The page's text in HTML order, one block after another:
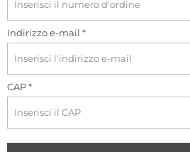
Indirizzo e-mail *
CAP *